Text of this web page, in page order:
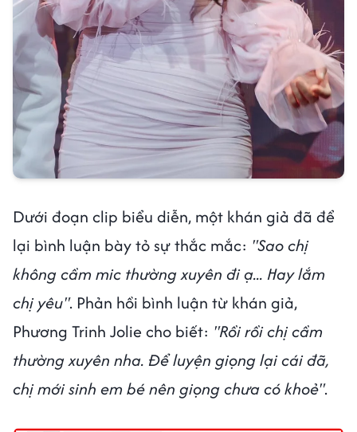
Dưới đoạn clip biểu diễn, một khán giả đã để
lại bình luận bày tỏ sự thắc mắc: "Sao chị
không cầm mic thường xuyên đi ạ... Hay lắm
chị yêu". Phản hồi bình luận từ khán giả,
Phương Trinh Jolie cho biết: "Rồi rồi chị cầm
thường xuyên nha. Để luyện giọng lại cái đã,
chị mới sinh em bé nên giọng chưa có khoẻ".